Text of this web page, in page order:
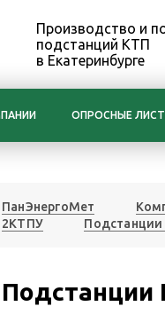
Производство и
подстанций КТП
в Екатеринбурге
ОПРОСНЫЕ
ПанЭнергоМет
2КТПУ
Подстанции